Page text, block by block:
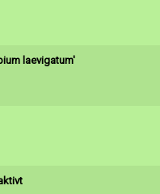
laevigatum'